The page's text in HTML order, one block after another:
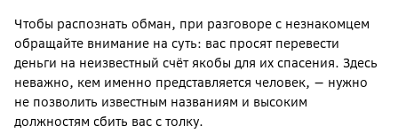
Чтобы распознать обман, при разговоре с незнакомцем
обращайте внимание на суть: вас просят перевести
деньги на неизвестный счёт якобы для их спасения. Здесь
неважно, кем именно представляется человек, — нужно
не позволить известным названиям и высоким
должностям сбить вас с толку.